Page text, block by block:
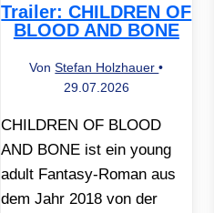
Trailer: CHILDREN OF
BLOOD AND BONE
VonStefan Holzhauer•
29.07.2026
CHILDREN OF BLOOD
AND BONE ist ein young
adult Fantasy-Roman aus
dem Jahr 2018 von der